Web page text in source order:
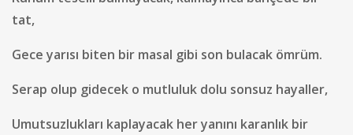
tat,
Gece yarısı biten bir masal gibi son bulacak ömrüm.
Serap olup gidecek o mutluluk dolu sonsuz hayaller,
Umutsuzlukları kaplayacak her yanını karanlık bir